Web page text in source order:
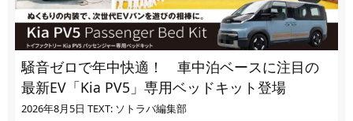
騒音ゼロで年中快適！ 車中泊ベースに注目の
最新EV「Kia PV5」専用ベッドキット登場
2026年8月5日 TEXT: ソトラバ編集部